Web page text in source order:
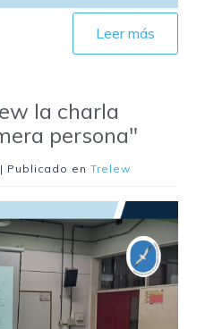
Leer más
la charla
persona"
Publicado en Trelew